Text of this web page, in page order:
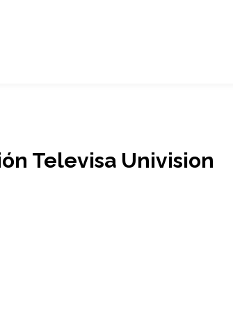
Televisa Univision